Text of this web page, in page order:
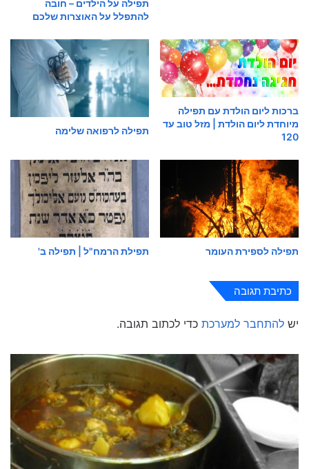
תפילה על הילדים – חובה
להתפלל על האוצרות שלכם
ברכות ליום הולדת עם תפילה
מיוחדת ליום הולדת | מזל טוב עד
120
תפילה לרפואה שלימה
תפילה לספירת העומר תפילת הרמח"ל | תפילה ב'
כתיבת תגובה
יש להתחבר למערכת כדי לכתוב תגובה.